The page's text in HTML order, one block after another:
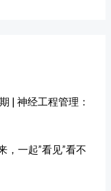
| 神经工程管理：
，一起”看见”看不